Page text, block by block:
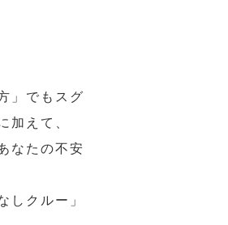
」でもスグ
加えて、
なたの不安
しクルー」